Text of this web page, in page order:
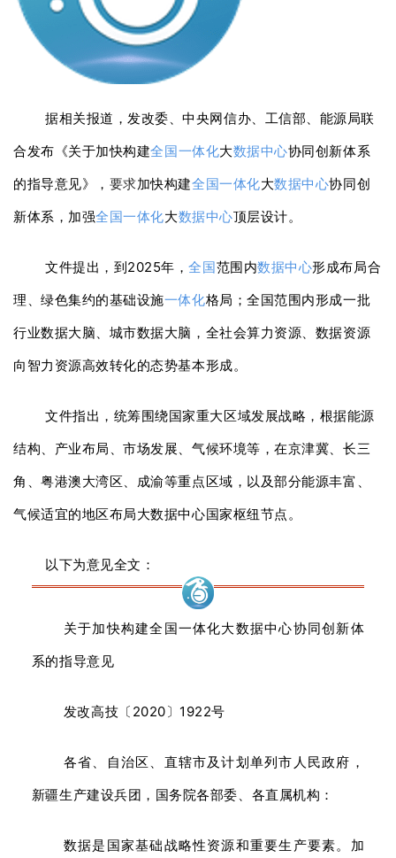
据相关报道，发改委、中央网信办、工信部、能源局联
合发布《关于加快构建全国一体化大数据中心协同创新体系
的指导意见》， 要求加快构建全国一体化大数据中心协同创
新体系，加强全国一体化大数据中心顶层设计。
文件提出，到2025年，全国范围内数据中心形成布局合
理、绿色集约的基础设施一体化格局；全国范围内形成一批
行业数据大脑、城市数据大脑，全社会算力资源、数据资源
向智力资源高效转化的态势基本形成。
文件指出，统筹围绕国家重大区域发展战略，根据能源
结构、产业布局、市场发展、气候环境等，在京津冀、长三
角、粤港澳大湾区、成渝等重点区域，以及部分能源丰富、
气候适宜的地区布局大数据中心国家枢纽节点。
以下为意见全文：
关于加快构建全国一体化大数据中心协同创新体
系的指导意见
发改高技〔2020〕1922号
各省、自治区、直辖市及计划单列市人民政府，
新疆生产建设兵团，国务院各部委、各直属机构：
数据是国家基础战略性资源和重要生产要素。加